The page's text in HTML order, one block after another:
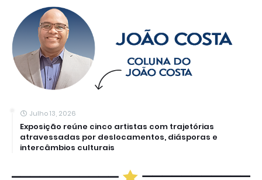
Julho 13, 2026
Exposição reúne cinco artistas com trajetórias
atravessadas por deslocamentos, diásporas e
intercâmbios culturais